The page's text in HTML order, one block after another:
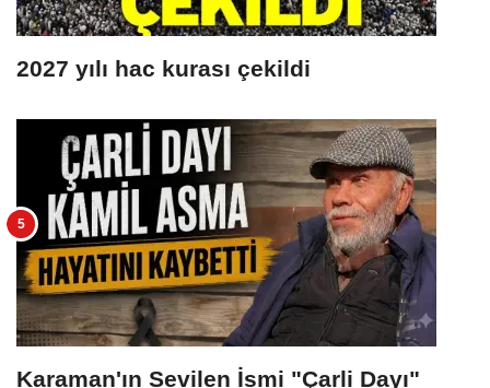
2027 yılı hac kurası çekildi
Karaman'ın Sevilen İsmi "Çarli Dayı"